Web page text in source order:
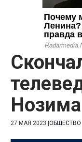
27 МАЯ 2023 |ОБЩЕСТВО